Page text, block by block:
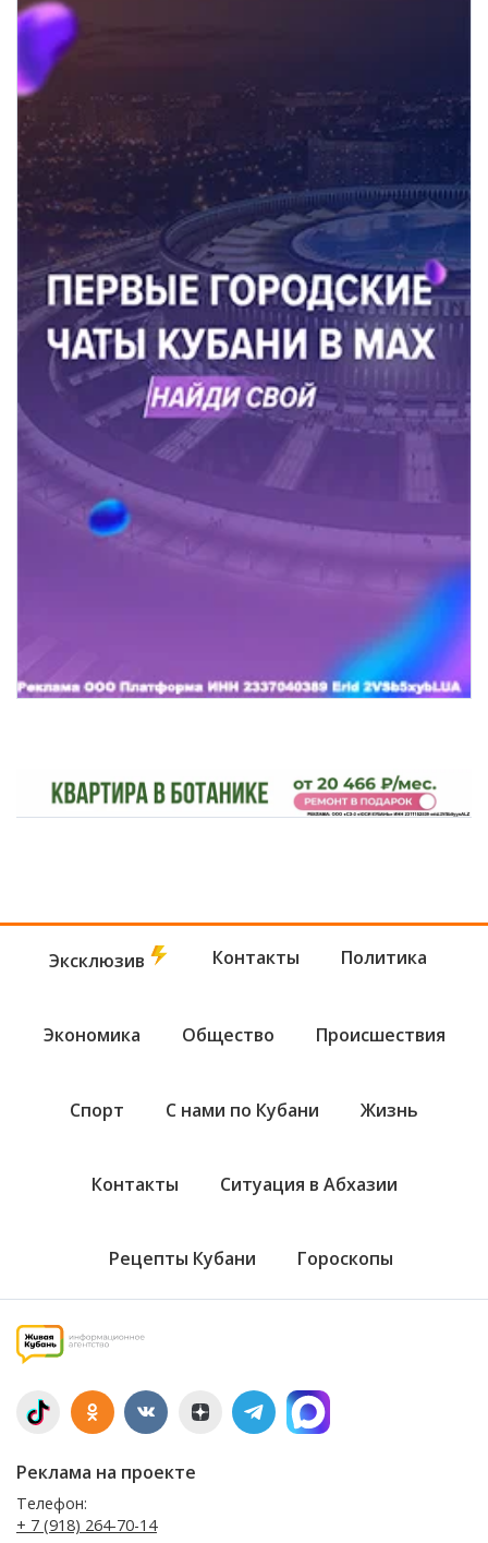
Эксклюзив Контакты Политика
Экономика Общество Происшествия
Спорт С нами по Кубани Жизнь
Контакты Ситуация в Абхазии
Рецепты Кубани Гороскопы
Реклама на проекте
Телефон:
+ 7 (918) 264-70-14